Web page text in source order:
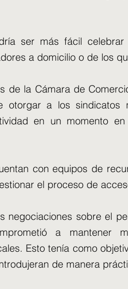
ser más fácil
a domicilio o de los
de la Cámara de
otorgar a los sindicatos
en un momento
con equipos de
el proceso de
negociaciones sobre el
a mantener
Esto tenía como
de manera